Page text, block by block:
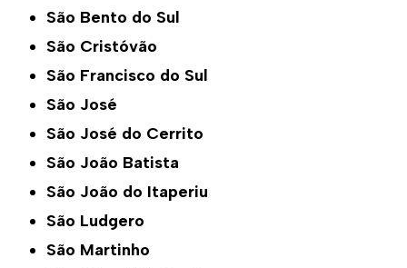
São Bento do Sul
São Cristóvão
São Francisco do Sul
São José
São José do Cerrito
São João Batista
São João do Itaperiu
São Ludgero
São Martinho